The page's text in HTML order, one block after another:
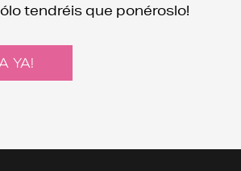
tendréis que ponéroslo!
YA!